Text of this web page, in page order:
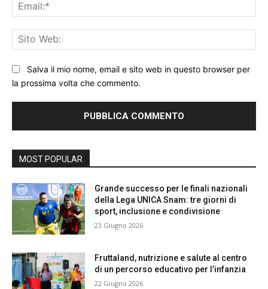
Salva il mio nome, email e sito web in questo browser per
la prossima volta che commento.
MOST POPULAR
Grande successo per le finali nazionali
della Lega UNICA Snam: tre giorni di
sport, inclusione e condivisione
23 Giugno 2026
Fruttaland, nutrizione e salute al centro
di un percorso educativo per l’infanzia
22 Giugno 2026